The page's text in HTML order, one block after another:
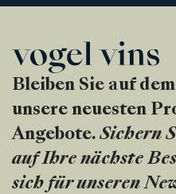
Bleiben Sie auf
unsere neuesten
Angebote. Sichern
auf Ihre nächste
sich für unseren